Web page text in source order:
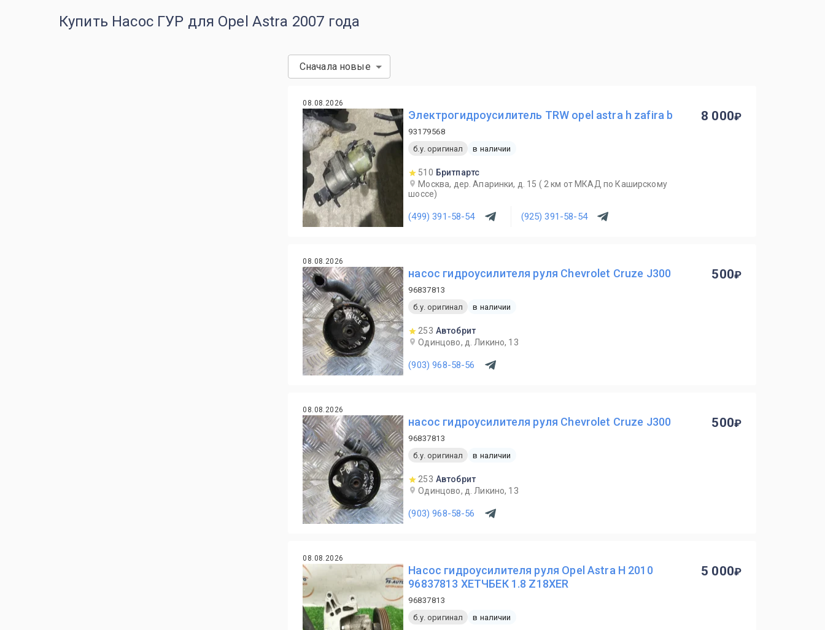
Купить Насос ГУР для Opel Astra 2007 года
Сначала новые
08.08.2026
Электрогидроусилитель TRW opel astra h zafira b
93179568
б.у. оригинал
в наличии
510 Бритпартс
Москва, дер. Апаринки, д. 15 ( 2 км от МКАД по Каширскому
шоссе)
(499) 391-58-54 (925) 391-58-54
8 000
08.08.2026
насос гидроусилителя руля Chevrolet Cruze J300
96837813
б.у. оригинал
в наличии
253 Автобрит
Одинцово, д. Ликино, 13
(903) 968-58-56
500
08.08.2026
насос гидроусилителя руля Chevrolet Cruze J300
96837813
б.у. оригинал
в наличии
253 Автобрит
Одинцово, д. Ликино, 13
(903) 968-58-56
500
08.08.2026
Насос гидроусилителя руля Opel Astra H 2010
96837813 ХЕТЧБЕК 1.8 Z18XER
96837813
б.у. оригинал
в наличии
5 000